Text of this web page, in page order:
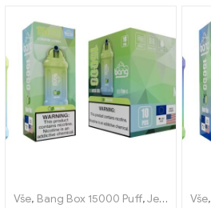
Vše, Bang Box 15000 Puff,Jednorázové e-cigarety Švédsko Vše,